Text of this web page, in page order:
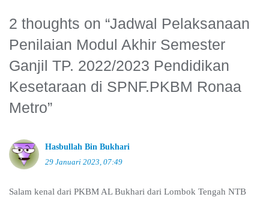
2 thoughts on “Jadwal Pelaksanaan
Penilaian Modul Akhir Semester
Ganjil TP. 2022/2023 Pendidikan
Kesetaraan di SPNF.PKBM Ronaa
Metro”
Hasbullah Bin Bukhari
29 Januari 2023, 07:49
Salam kenal dari PKBM AL Bukhari dari Lombok Tengah NTB